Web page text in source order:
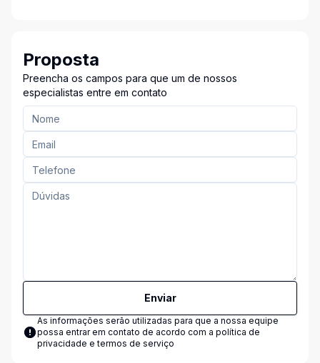
Proposta
Preencha os campos para que um de nossos
especialistas entre em contato
Enviar
As informações serão utilizadas para que a nossa equipe
possa entrar em contato de acordo com a política de
privacidade e termos de serviço